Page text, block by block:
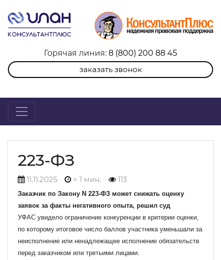
Горячая линия: 8 (800) 200 88 45
заказать звонок
223-ФЗ
11.11.2025 < 1 мин. 113
Заказчик по Закону N 223-ФЗ может снижать оценку
заявок за факты негативного опыта, решил суд
УФАС увидело ограничение конкуренции в критерии оценки,
по которому итоговое число баллов участника уменьшали за
неисполнение или ненадлежащее исполнение обязательств
перед заказчиком или третьими лицами.